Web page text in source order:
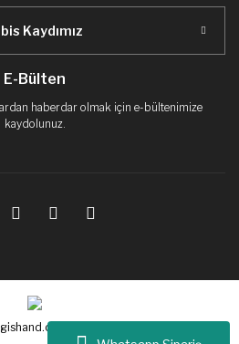
Kaydımız
E-Bülten
haberdar olmak için e-bültenimize
kaydolunuz.
Tüm hakları saklıdır.